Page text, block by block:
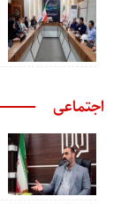
اجتماعی